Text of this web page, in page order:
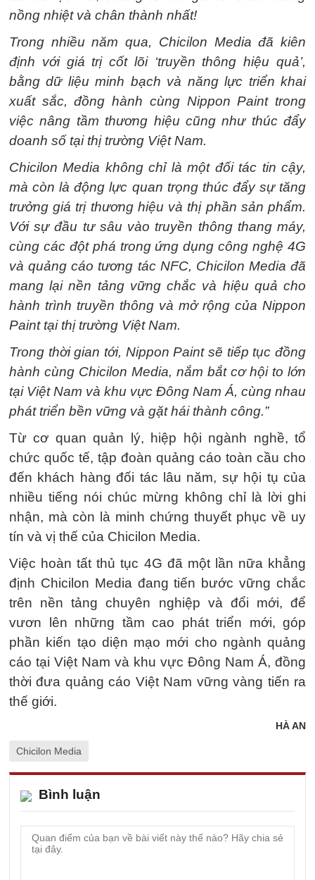
nồng nhiệt và chân thành nhất!
Trong nhiều năm qua, Chicilon Media đã kiên
định với giá trị cốt lõi ‘truyền thông hiệu quả’,
bằng dữ liệu minh bạch và năng lực triển khai
xuất sắc, đồng hành cùng Nippon Paint trong
việc nâng tầm thương hiệu cũng như thúc đẩy
doanh số tại thị trường Việt Nam.
Chicilon Media không chỉ là một đối tác tin cậy,
mà còn là động lực quan trọng thúc đẩy sự tăng
trưởng giá trị thương hiệu và thị phần sản phẩm.
Với sự đầu tư sâu vào truyền thông thang máy,
cùng các đột phá trong ứng dụng công nghệ 4G
và quảng cáo tương tác NFC, Chicilon Media đã
mang lại nền tảng vững chắc và hiệu quả cho
hành trình truyền thông và mở rộng của Nippon
Paint tại thị trường Việt Nam.
Trong thời gian tới, Nippon Paint sẽ tiếp tục đồng
hành cùng Chicilon Media, nắm bắt cơ hội to lớn
tại Việt Nam và khu vực Đông Nam Á, cùng nhau
phát triển bền vững và gặt hái thành công.”
Từ cơ quan quản lý, hiệp hội ngành nghề, tổ
chức quốc tế, tập đoàn quảng cáo toàn cầu cho
đến khách hàng đối tác lâu năm, sự hội tụ của
nhiều tiếng nói chúc mừng không chỉ là lời ghi
nhận, mà còn là minh chứng thuyết phục về uy
tín và vị thế của Chicilon Media.
Việc hoàn tất thủ tục 4G đã một lần nữa khẳng
định Chicilon Media đang tiến bước vững chắc
trên nền tảng chuyên nghiệp và đổi mới, để
vươn lên những tầm cao phát triển mới, góp
phần kiến tạo diện mạo mới cho ngành quảng
cáo tại Việt Nam và khu vực Đông Nam Á, đồng
thời đưa quảng cáo Việt Nam vững vàng tiến ra
thế giới.
HÀ AN
Chicilon Media
Bình luận